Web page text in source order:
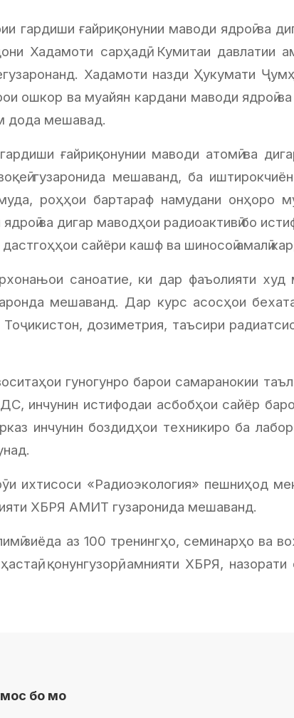
гардиши ғайриқонунии маводи ядроӣ ва
Хадамоти сарҳадӣ, Кумитаи давлатии
Хадамоти назди Ҳукумати
ошкор ва муайян кардани маводи ядроӣ
дода мешавад.
ғайриқонунии маводи атомӣ ва
гузаронида мешаванд, ба
роҳҳои бартараф намудани онҳоро
ва дигар маводҳои радиоактивӣ бо
сайёри кашф ва шиносоӣ амалӣ
саноатие, ки дар фаъолияти
мешаванд. Дар курс асосҳои
дозиметрия, таъсири
гуногунро барои самаранокии
инчунин истифодаи асбобҳои сайёр
инчунин боздидҳои техникиро ба
ихтисоси «Радиоэкология» пешниҳод
ХБРЯ АМИТ гузаронида мешаванд.
зиёда аз 100 тренингҳо, семинарҳо ва
қонунгузорӣ, амнияти ХБРЯ,
бо мо